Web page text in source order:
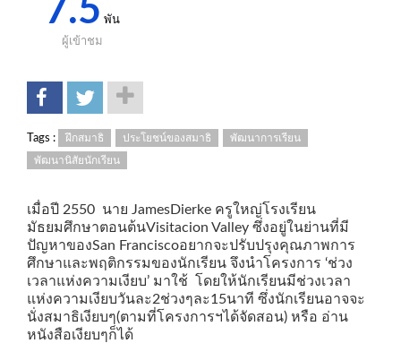
7.5 พัน
ผู้เข้าชม
Tags : ฝึกสมาธิ ประโยชน์ของสมาธิ พัฒนาการเรียน
พัฒนานิสัยนักเรียน
เมื่อปี 2550 นาย JamesDierke ครูใหญ่โรงเรียน
มัธยมศึกษาตอนต้นVisitacion Valley ซึ่งอยู่ในย่านที่มี
ปัญหาของSan Franciscoอยากจะปรับปรุงคุณภาพการ
ศึกษาและพฤติกรรมของนักเรียน จึงนำโครงการ ‘ช่วง
เวลาแห่งความเงียบ’ มาใช้ โดยให้นักเรียนมีช่วงเวลา
แห่งความเงียบวันละ2ช่วงๆละ15นาที ซึ่งนักเรียนอาจจะ
นั่งสมาธิเงียบๆ(ตามที่โครงการฯได้จัดสอน) หรือ อ่าน
หนังสือเงียบๆก็ได้